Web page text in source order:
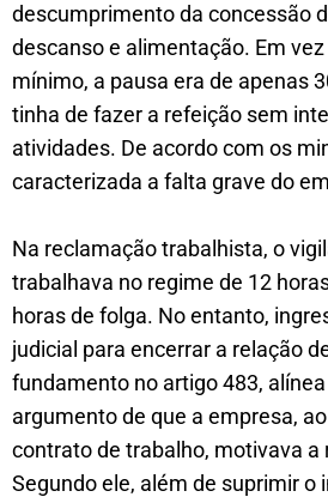
descumprimento da concessão
descanso e alimentação. Em
mínimo, a pausa era de apenas
tinha de fazer a refeição sem
atividades. De acordo com os
caracterizada a falta grave do
Na reclamação trabalhista, o
trabalhava no regime de 12
horas de folga. No entanto,
judicial para encerrar a relação
fundamento no artigo 483, alínea
argumento de que a empresa,
contrato de trabalho, motivava a
Segundo ele, além de suprimir o